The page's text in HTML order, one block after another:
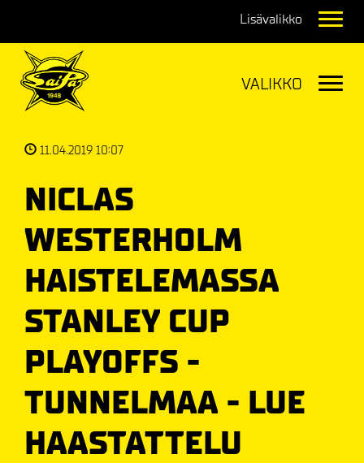
11.04.2019 10:07
NICLAS
WESTERHOLM
HAISTELEMASSA
STANLEY CUP
PLAYOFFS -
TUNNELMAA - LUE
HAASTATTELU